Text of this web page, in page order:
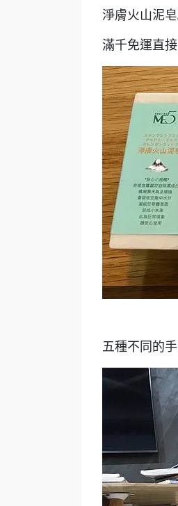
淨膚火山泥
滿千免運直
五種不同的